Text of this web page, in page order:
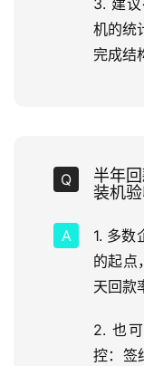
3. 建
机的统
完成结
半年
装机
1. 多数
的起点
天回款
2. 也
控：签